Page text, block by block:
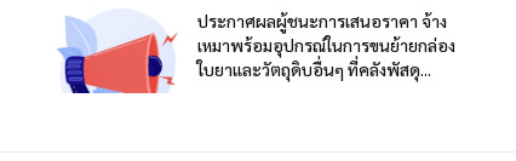
ประกาศผลผู้ชนะการเสนอราคา จ้าง
เหมาพร้อมอุปกรณ์ในการขนย้ายกล่อง
ใบยาและวัตถุดิบอื่นๆ ที่คลังพัสดุ...